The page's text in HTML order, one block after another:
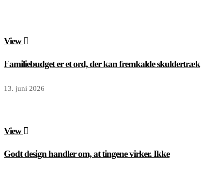
View
Familiebudget er et ord, der kan fremkalde skuldertræk
13. juni 2026
View
Godt design handler om, at tingene virker. Ikke